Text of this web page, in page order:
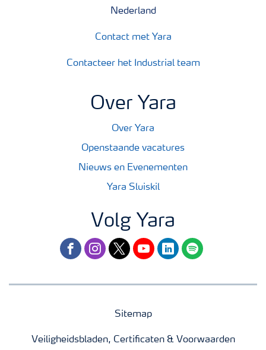
Nederland
Contact met Yara
Contacteer het Industrial team
Over Yara
Over Yara
Openstaande vacatures
Nieuws en Evenementen
Yara Sluiskil
Volg Yara
facebookinstagram
twitteryoutubelinkedinspotify
Sitemap
Veiligheidsbladen, Certificaten & Voorwaarden